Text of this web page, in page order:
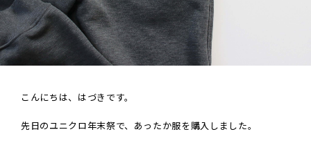
こんにちは、はづきです。
先日のユニクロ年末祭で、あったか服を購入しました。